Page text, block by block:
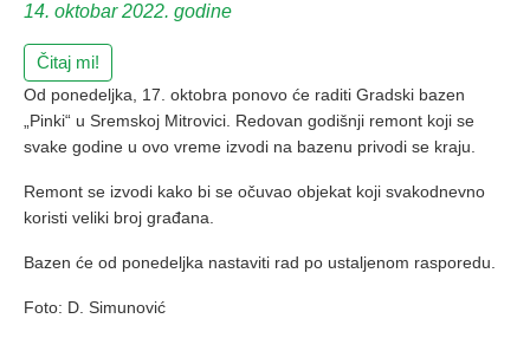
14. oktobar 2022. godine
Čitaj mi!
Od ponedeljka, 17. oktobra ponovo će raditi Gradski bazen
„Pinki“ u Sremskoj Mitrovici. Redovan godišnji remont koji se
svake godine u ovo vreme izvodi na bazenu privodi se kraju.
Remont se izvodi kako bi se očuvao objekat koji svakodnevno
koristi veliki broj građana.
Bazen će od ponedeljka nastaviti rad po ustaljenom rasporedu.
Foto: D. Simunović